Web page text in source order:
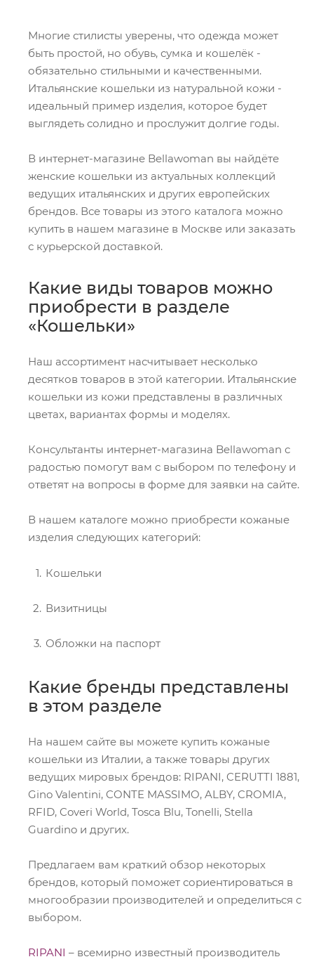
Многие стилисты уверены, что одежда может
быть простой, но обувь, сумка и кошелёк -
обязательно стильными и качественными.
Итальянские кошельки из натуральной кожи -
идеальный пример изделия, которое будет
выглядеть солидно и прослужит долгие годы.
В интернет-магазине Bellawoman вы найдёте
женские кошельки из актуальных коллекций
ведущих итальянских и других европейских
брендов. Все товары из этого каталога можно
купить в нашем магазине в Москве или заказать
с курьерской доставкой.
Какие виды товаров можно
приобрести в разделе
«Кошельки»
Наш ассортимент насчитывает несколько
десятков товаров в этой категории. Итальянские
кошельки из кожи представлены в различных
цветах, вариантах формы и моделях.
Консультанты интернет-магазина Bellawoman с
радостью помогут вам с выбором по телефону и
ответят на вопросы в форме для заявки на сайте.
В нашем каталоге можно приобрести кожаные
изделия следующих категорий:
Кошельки
Визитницы
Обложки на паспорт
Какие бренды представлены
в этом разделе
На нашем сайте вы можете купить кожаные
кошельки из Италии, а также товары других
ведущих мировых брендов: RIPANI, CERUTTI 1881,
Gino Valentini, CONTE MASSIMO, ALBY, CROMIA,
RFID, Coveri World, Tosca Blu, Tonelli, Stella
Guardino и других.
Предлагаем вам краткий обзор некоторых
брендов, который поможет сориентироваться в
многообразии производителей и определиться с
выбором.
RIPANI – всемирно известный производитель